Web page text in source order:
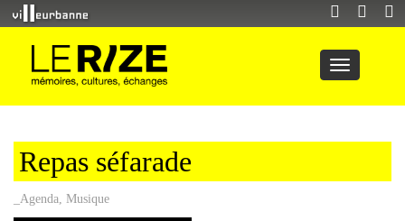
Repas séfarade
_Agenda, Musique